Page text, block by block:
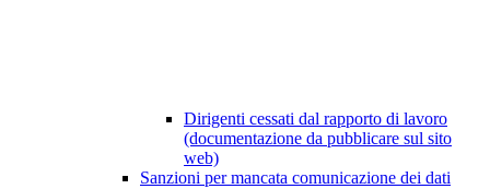
Dirigenti cessati dal rapporto di lavoro
(documentazione da pubblicare sul sito
web)
Sanzioni per mancata comunicazione dei dati